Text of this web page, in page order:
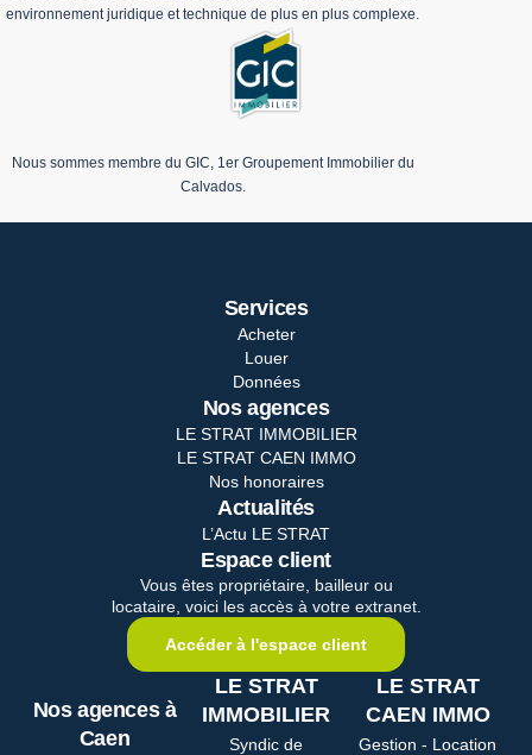
environnement juridique et technique de plus en plus complexe.
Nous sommes membre du GIC, 1er Groupement Immobilier du
Calvados.
Services
Acheter
Louer
Données
Nos agences
LE STRAT IMMOBILIER
LE STRAT CAEN IMMO
Nos honoraires
Actualités
L’Actu LE STRAT
Espace client
Vous êtes propriétaire, bailleur ou
locataire, voici les accès à votre extranet.
Accéder à l'espace client
Nos agences à
Caen
LE STRAT
IMMOBILIER
Syndic de
LE STRAT
CAEN IMMO
Gestion - Location